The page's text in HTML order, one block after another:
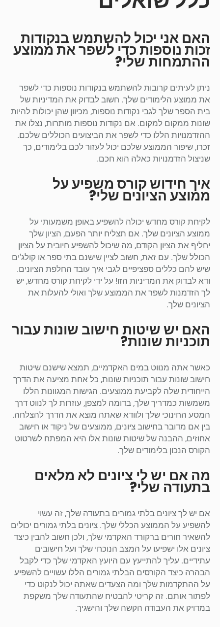
האם אני יכול להשתמש בנקודות
זכות נוספות כדי לשפר את ממוצע
ההתמחות שלי?
ניתן לעיתים קרובות להשתמש בנקודות נוספות כדי לשפר
את ממוצע הלימודים שלך. חשוב לבדוק את המדיניות של
בית הספר שלך לגבי נקודות נוספות, מכיוון שהן יכולות להיות
שונות ממקום למקום. אם נקודות נוספות מותרות, נצלו את
ההזדמנויות הללו כדי לשפר את הביצועים הכוללים שלכם.
זכרו, שיפור הממוצע שלכם יכול לעזור לכם בלימודים, כך
שניצול הזדמנויות כאלה הוא חכם.
איך חידוש קורס משפיע על
ממוצע הציונים שלי?
לקיחת קורס מחדש יכולה להשפיע באופן משמעותי על
ממוצע הציונים שלך. אם תצליח יותר הפעם, הציון שלך
יחליף את הציון הקודם, מה שיכול להשפיע חיובית על הציון
הכולל שלך. עם זאת, חשוב לציין שישנם בתי ספר או קולג'ים
שיש להם כללים ספציפיים לגבי איך עובד החלפת הציונים.
ודא לבדוק את המדיניות הזו! על ידי לקיחת קורס מחדש, יש
לך הזדמנות לשפר את הממוצע שלך ואולי להעלות את
הציונים שלך.
האם יש שיטות חישוב שונות עבור
תוכניות שונות?
כאשר אתה מנווט במים האקדמיים, תמצא שישנם שיטות
חישוב שונות עבור תוכניות שונות, כל אחת מציעה את הדרך
הייחודית שלה לקביעת ממוצעים. הגישות המגוונות הללו
משמשות כמדריך שלך, בדומה למצפן, עוזרות לך לנווט דרך
המסע החינוכי שלך ולוודא שאתה מוצא את הדרך להצלחה.
בין אם מדובר בחישוב ציונים, ממוצעים של ניקוד או חישוב
אחוזים, ההבנה של שיטות שונות אלו היא המפתח לשרטוט
הקורס הנכון בלימודים שלך.
מה אם יש לי ציונים לא מלאים
בתעודה שלי?
אם יש לך ציונים בלתי גמורים בתעודה שלך, זה עשוי
להשפיע על הממוצע הכללי שלך. ציונים בלתי גמורים יכולים
להשאיר חורים ברקורד האקדמי שלך, ולכן חשוב להבין כיצד
ציונים אלו ישפיעו על המצב הנוכחי שלך ועל חישובים
עתידיים. עליך להתייעץ עם היועץ האקדמי שלך כדי לקבל
הבהרה כיצד הקורסים הבלתי גמורים הללו עשויים להשפיע
על ההתקדמות שלך ומה הצעדים שאתה יכול לנקוט כדי
לפתור אותם. זה קריטי להבטיח שהתעודה שלך משקפת
במדויק את העבודה הקשה שלך והישגיך.